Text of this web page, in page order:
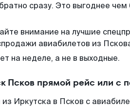
сразу. Это выгоднее
внимание на лучшие
авиабилетов из
на неделе, а не в выходные.
Псков прямой рейс или с
Иркутска в Псков с